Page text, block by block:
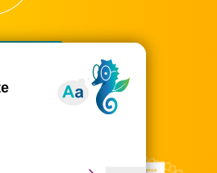
Masquer le
lareunion.com
62 42 31 31
rencontrer